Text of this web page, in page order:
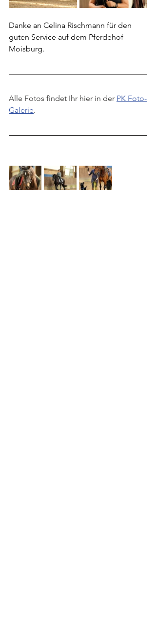
Danke an Celina Rischmann für den
guten Service auf dem Pferdehof
Moisburg.
Alle Fotos findet Ihr hier in der PK Foto-
Galerie.